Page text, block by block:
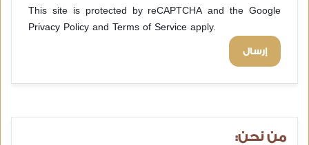
This site is protected by reCAPTCHA and the Google
Privacy Policyand Terms of Serviceapply.
إرسال
من نحن: